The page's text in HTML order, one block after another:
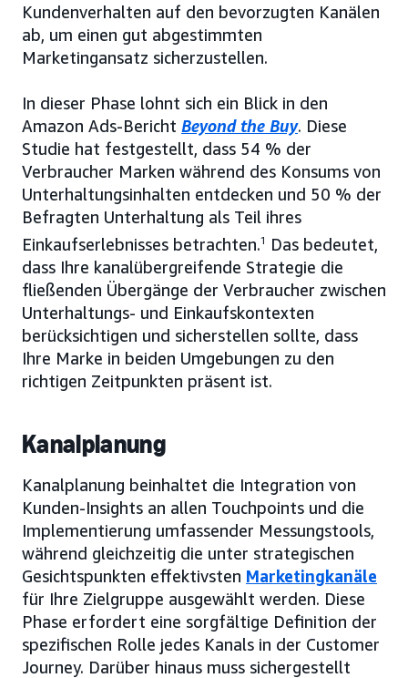
Kundenverhalten auf den bevorzugten Kanälen
ab, um einen gut abgestimmten
Marketingansatz sicherzustellen.
In dieser Phase lohnt sich ein Blick in den
Amazon Ads-Bericht Beyond the Buy. Diese
Studie hat festgestellt, dass 54 % der
Verbraucher Marken während des Konsums von
Unterhaltungsinhalten entdecken und 50 % der
Befragten Unterhaltung als Teil ihres
Einkaufserlebnisses betrachten.1
Das bedeutet,
dass Ihre kanalübergreifende Strategie die
fließenden Übergänge der Verbraucher zwischen
Unterhaltungs- und Einkaufskontexten
berücksichtigen und sicherstellen sollte, dass
Ihre Marke in beiden Umgebungen zu den
richtigen Zeitpunkten präsent ist.
Kanalplanung
Kanalplanung beinhaltet die Integration von
Kunden-Insights an allen Touchpoints und die
Implementierung umfassender Messungstools,
während gleichzeitig die unter strategischen
Gesichtspunkten effektivsten Marketingkanäle
für Ihre Zielgruppe ausgewählt werden. Diese
Phase erfordert eine sorgfältige Definition der
spezifischen Rolle jedes Kanals in der Customer
Journey. Darüber hinaus muss sichergestellt